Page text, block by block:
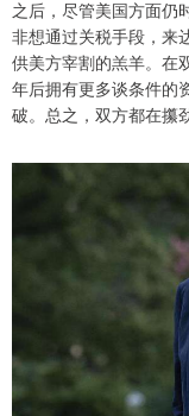
之后，尽管美国方面仍
非想通过关税手段，来
供美方宰割的羔羊。在
年后拥有更多谈条件的
破。总之，双方都在攥